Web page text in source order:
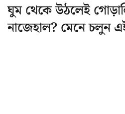
ঘুম থেকে উঠলেই
নাজেহাল? মেনে চলুন